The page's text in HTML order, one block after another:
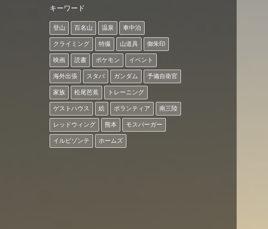
キーワード
登山 百名山 温泉 車中泊
クライミング 特撮 山道具 御朱印
映画 読書 ポケモン イベント
海外出張 スタバ ガンダム 予備自衛官
家族 松尾芭蕉 トレーニング
ゲストハウス 絵 ボランティア 南三陸
レッドウィング 熊本 モスバーガー
イルビゾンテ ホームズ